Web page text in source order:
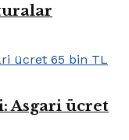
Asgari ücret